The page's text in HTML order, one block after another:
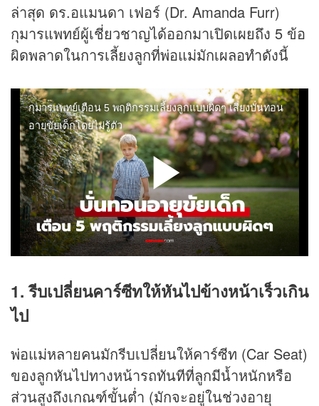
ล่าสุด ดร.อแมนดา เฟอร์ (Dr. Amanda Furr)
กุมารแพทย์ผู้เชี่ยวชาญได้ออกมาเปิดเผยถึง 5 ข้อ
ผิดพลาดในการเลี้ยงลูกที่พ่อแม่มักเผลอทำดังนี้
1. รีบเปลี่ยนคาร์ซีทให้หันไปข้างหน้าเร็วเกิน
ไป
พ่อแม่หลายคนมักรีบเปลี่ยนให้คาร์ซีท (Car Seat)
ของลูกหันไปทางหน้ารถทันทีที่ลูกมีน้ำหนักหรือ
ส่วนสูงถึงเกณฑ์ขั้นต่ำ (มักจะอยู่ในช่วงอายุ